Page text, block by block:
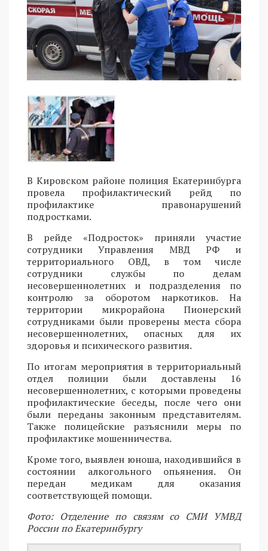
В Кировском районе полиция Екатеринбурга
провела профилактический рейд по
профилактике правонарушений
подростками.
В рейде «Подросток» приняли участие
сотрудники Управления МВД РФ и
территориального ОВД, в том числе
сотрудники службы по делам
несовершеннолетних и подразделения по
контролю за оборотом наркотиков. На
территории микрорайона Пионерский
сотрудниками были проверены места сбора
несовершеннолетних, опасных для их
здоровья и психического развития.
По итогам мероприятия в территориальный
отдел полиции были доставлены 16
несовершеннолетних, с которыми проведены
профилактические беседы, после чего они
были переданы законным представителям.
Также полицейские разъяснили меры по
профилактике мошенничества.
Кроме того, выявлен юноша, находившийся в
состоянии алкогольного опьянения. Он
передан медикам для оказания
соответствующей помощи.
Фото: Отделение по связям со СМИ УМВД
России по Екатеринбургу